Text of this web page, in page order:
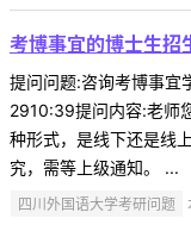
考博事宜的博士生招
提问问题:咨询考博事
2910:39提问内容:老师
种形式，是线下还是线
究，需等上级通知。 ...
四川外国语大学考研问题